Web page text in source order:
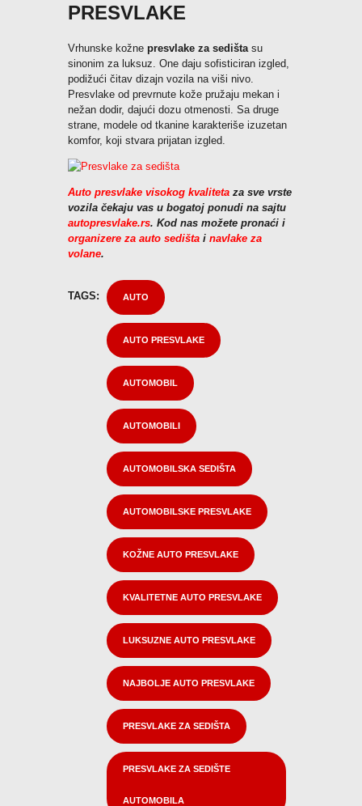
PRESVLAKE
Vrhunske kožne presvlake za sedišta su
sinonim za luksuz. One daju sofisticiran izgled,
podižući čitav dizajn vozila na viši nivo.
Presvlake od prevrnute kože pružaju mekan i
nežan dodir, dajući dozu otmenosti. Sa druge
strane, modele od tkanine karakteriše izuzetan
komfor, koji stvara prijatan izgled.
Auto presvlake visokog kvaliteta za sve vrste
vozila čekaju vas u bogatoj ponudi na sajtu
autopresvlake.rs. Kod nas možete pronaći i
organizere za auto sedišta i navlake za
volane.
TAGS: AUTO
AUTO PRESVLAKE
AUTOMOBIL
AUTOMOBILI
AUTOMOBILSKA SEDIŠTA
AUTOMOBILSKE PRESVLAKE
KOŽNE AUTO PRESVLAKE
KVALITETNE AUTO PRESVLAKE
LUKSUZNE AUTO PRESVLAKE
NAJBOLJE AUTO PRESVLAKE
PRESVLAKE ZA SEDIŠTA
PRESVLAKE ZA SEDIŠTE
AUTOMOBILA